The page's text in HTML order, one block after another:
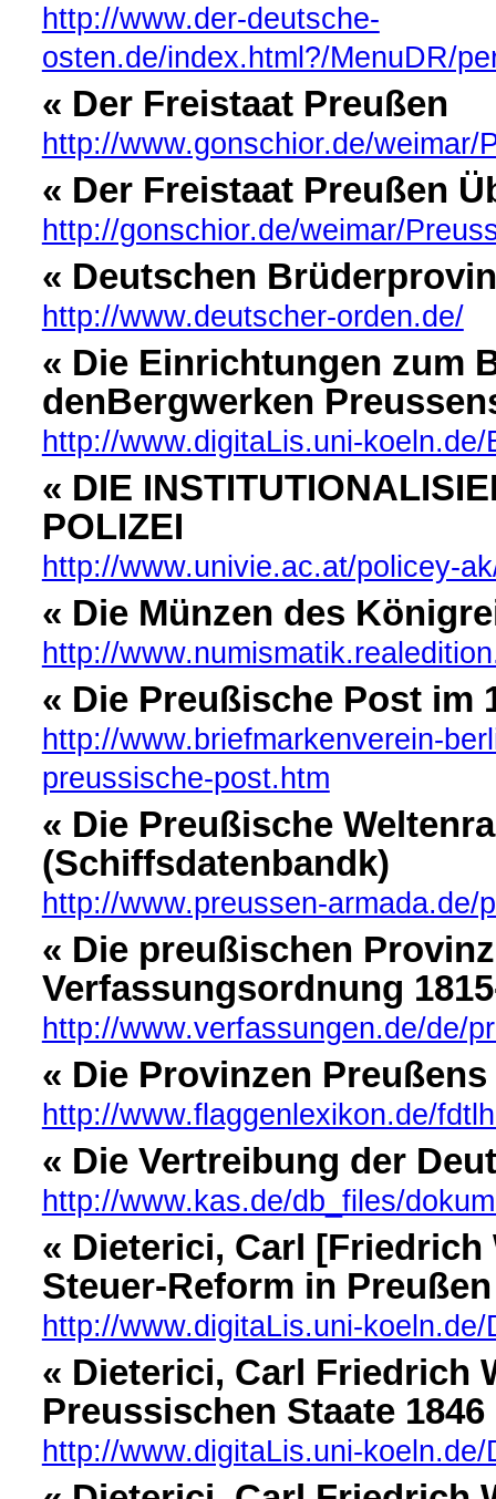
http://www.der-deutsche-
osten.de/index.html?/MenuDR/
« Der Freistaat Preußen
http://www.gonschior.de/weimar/
« Der Freistaat Preußen
http://gonschior.de/weimar/
« Deutschen
http://www.deutscher-orden.de/
« Die Einrichtungen zum
denBergwerken
http://www.digitaLis.uni-
« DIE
POLIZEI
http://www.univie.ac.at/policey-
« Die Münzen des
http://
« Die Preußische Post im
http://www.briefmarkenverein-
preussische-post.htm
« Die Preußische
(Schiffsdatenbandk)
http://www.preussen-armada.de/
« Die preußischen
Verfassungsordnung
http://www.verfassungen.de/de/
« Die Provinzen Preußens
http://www.flaggenlexikon.de/
« Die Vertreibung der
http://www.kas.de/db_files/
« Dieterici, Carl
Steuer-Reform in
http://www.digitaLis.uni-
« Dieterici, Carl Friedrich
Preussischen Staate 1846
http://www.digitaLis.uni-